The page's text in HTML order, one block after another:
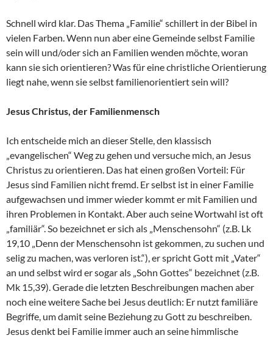
Schnell wird klar. Das Thema „Familie“ schillert in der Bibel in
vielen Farben. Wenn nun aber eine Gemeinde selbst Familie
sein will und/oder sich an Familien wenden möchte, woran
kann sie sich orientieren? Was für eine christliche Orientierung
liegt nahe, wenn sie selbst familienorientiert sein will?
Jesus Christus, der Familienmensch
Ich entscheide mich an dieser Stelle, den klassisch
„evangelischen“ Weg zu gehen und versuche mich, an Jesus
Christus zu orientieren. Das hat einen großen Vorteil: Für
Jesus sind Familien nicht fremd. Er selbst ist in einer Familie
aufgewachsen und immer wieder kommt er mit Familien und
ihren Problemen in Kontakt. Aber auch seine Wortwahl ist oft
„familiär“. So bezeichnet er sich als „Menschensohn“ (z.B. Lk
19,10 „Denn der Menschensohn ist gekommen, zu suchen und
selig zu machen, was verloren ist.“), er spricht Gott mit „Vater“
an und selbst wird er sogar als „Sohn Gottes“ bezeichnet (z.B.
Mk 15,39). Gerade die letzten Beschreibungen machen aber
noch eine weitere Sache bei Jesus deutlich: Er nutzt familiäre
Begriffe, um damit seine Beziehung zu Gott zu beschreiben.
Jesus denkt bei Familie immer auch an seine himmlische